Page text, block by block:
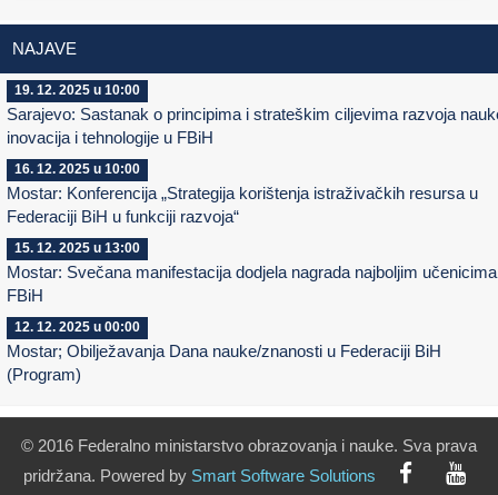
NAJAVE
19. 12. 2025 u 10:00
Sarajevo: Sastanak o principima i strateškim ciljevima razvoja
inovacija i tehnologije u FBiH
16. 12. 2025 u 10:00
Mostar: Konferencija „Strategija korištenja istraživačkih resursa u
Federaciji BiH u funkciji razvoja“
15. 12. 2025 u 13:00
Mostar: Svečana manifestacija dodjela nagrada najboljim
FBiH
12. 12. 2025 u 00:00
Mostar; Obilježavanja Dana nauke/znanosti u Federaciji BiH
(Program)
© 2016 Federalno ministarstvo obrazovanja i nauke. Sva prava
pridržana. Powered by Smart Software Solutions